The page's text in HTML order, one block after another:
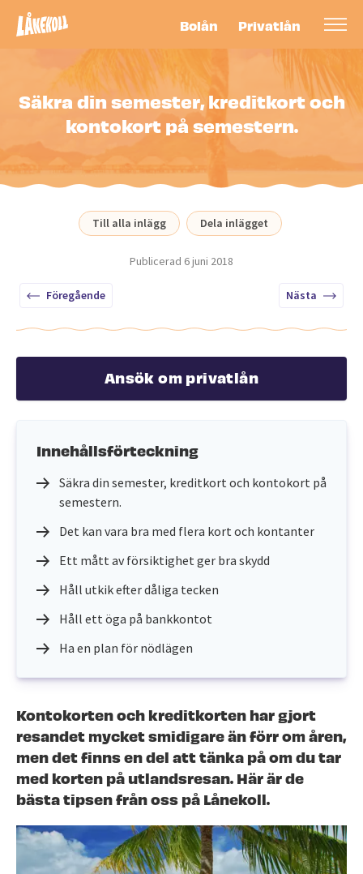
Bolån Privatlån
Säkra din semester, kreditkort och
kontokort på semestern.
Till alla inlägg Dela inlägget
Publicerad 6 juni 2018
Föregående Nästa
Ansök om privatlån
Innehållsförteckning
Säkra din semester, kreditkort och kontokort på
semestern.
Det kan vara bra med flera kort och kontanter
Ett mått av försiktighet ger bra skydd
Håll utkik efter dåliga tecken
Håll ett öga på bankkontot
Ha en plan för nödlägen
Kontokorten och kreditkorten har gjort
resandet mycket smidigare än förr om åren,
men det finns en del att tänka på om du tar
med korten på utlandsresan. Här är de
bästa tipsen från oss på Lånekoll.